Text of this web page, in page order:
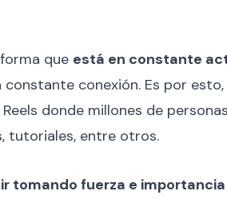
que está en constante
constante conexión. Es por
donde millones de
tutoriales, entre otros.
tomando fuerza e